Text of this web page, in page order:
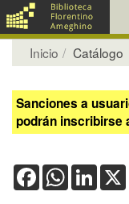
Inicio Catálogo
Sanciones a
podrán inscribirse
FacebookWhatsApp